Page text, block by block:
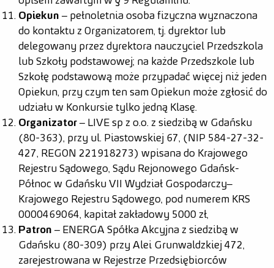
Opiekun – pełnoletnia osoba fizyczna wyznaczona
do kontaktu z Organizatorem, tj. dyrektor lub
delegowany przez dyrektora nauczyciel Przedszkola
lub Szkoły podstawowej; na każde Przedszkole lub
Szkołę podstawową może przypadać więcej niż jeden
Opiekun, przy czym ten sam Opiekun może zgłosić do
udziału w Konkursie tylko jedną Klasę.
Organizator – LIVE sp z o.o. z siedzibą w Gdańsku
(80-363), przy ul. Piastowskiej 67, (NIP 584-27-32-
427, REGON 221918273) wpisana do Krajowego
Rejestru Sądowego, Sądu Rejonowego Gdańsk-
Północ w Gdańsku VII Wydział Gospodarczy–
Krajowego Rejestru Sądowego, pod numerem KRS
0000469064, kapitał zakładowy 5000 zł,
Patron – ENERGA Spółka Akcyjna z siedzibą w
Gdańsku (80-309) przy Alei Grunwaldzkiej 472,
zarejestrowana w Rejestrze Przedsiębiorców